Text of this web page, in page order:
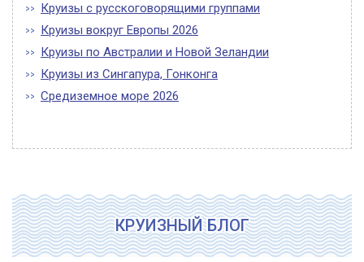
Круизы с русскоговорящими группами
Круизы вокруг Европы 2026
Круизы по Австралии и Новой Зеландии
Круизы из Сингапура, Гонконга
Средиземное море 2026
КРУИЗНЫЙ БЛОГ